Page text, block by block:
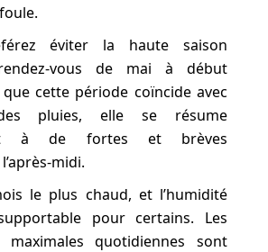
éviter la haute saison
vous de mai à début
cette période coïncide avec
pluies, elle se résume
à de fortes et brèves
midi.
le plus chaud, et l’humidité
pour certains. Les
maximales quotidiennes sont